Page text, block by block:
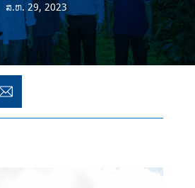
ສ.ຫ. 29, 2023